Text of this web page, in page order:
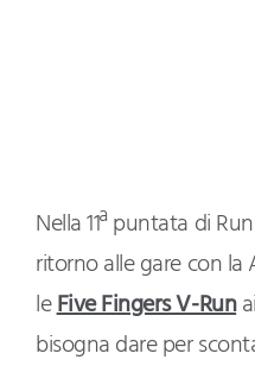
Nella 11ª puntata di
ritorno alle gare con la
leFive Fingers V-Run
bisogna dare per